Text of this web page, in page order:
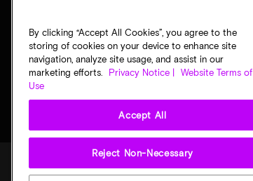
法律隐私声明销售条款您的隐私选择
By clicking “Accept All Cookies”, you agree to the
storing of cookies on your device to enhance site
navigation, analyze site usage, and assist in our
marketing efforts.
Privacy Notice |
Website Terms of
Use
Accept All
Reject Non-Necessary